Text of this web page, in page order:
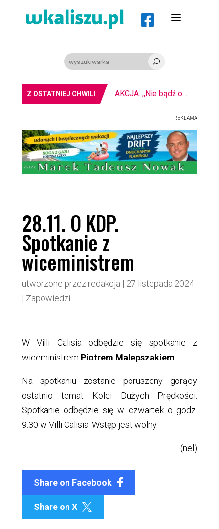
 a
U
Z OSTATNIEJ CHWILI AKCJA. ,,Nie bądź obojętny” na kaliskim rynku
REKLAMA
28.11. O KDP.
Spotkanie z
wiceministrem
utworzone przez redakcja | 27 listopada 2024
| Zapowiedzi
W Villi Calisia odbędzie się spotkanie z
wiceministrem Piotrem Malepszakiem
Na spotkaniu zostanie poruszony gorący
ostatnio temat Kolei Dużych Prędkości.
Spotkanie odbędzie się w czwartek o godz.
9:30 w Villi Calisia. Wstęp jest wolny.
(nel)
Share on Facebook
Share on X 